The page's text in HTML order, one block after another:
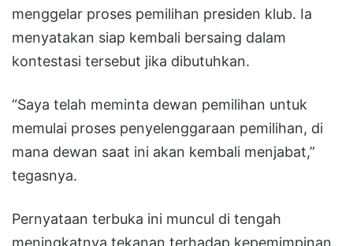
menggelar proses pemilihan presiden klub. Ia
menyatakan siap kembali bersaing dalam
kontestasi tersebut jika dibutuhkan.
“Saya telah meminta dewan pemilihan untuk
memulai proses penyelenggaraan pemilihan, di
mana dewan saat ini akan kembali menjabat,”
tegasnya.
Pernyataan terbuka ini muncul di tengah